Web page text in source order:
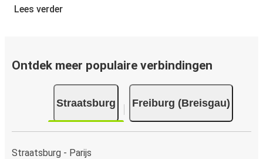
Een reis boeken bij FlixBus is heel simpel: dat kan op deze
beveiligde online betaalwijzen, waaronder kredietkaart
onze verkooppunten kun je cash betalen.
Lees verder
Ontdek meer populaire verbindingen
Straatsburg Freiburg (Breisgau)
Straatsburg - Parijs